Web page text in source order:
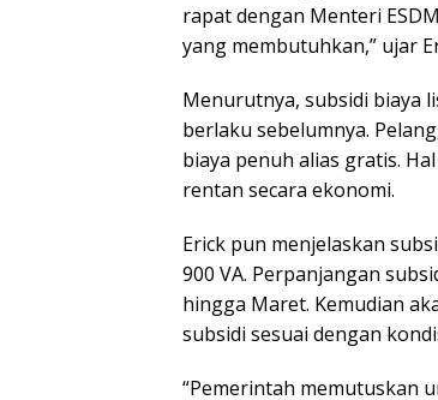
rapat dengan Menteri
yang membutuhkan,” ujar
Menurutnya, subsidi biaya
berlaku sebelumnya.
biaya penuh alias gratis.
rentan secara ekonomi.
Erick pun menjelaskan
900 VA. Perpanjangan
hingga Maret. Kemudian
subsidi sesuai dengan
“Pemerintah memutuskan